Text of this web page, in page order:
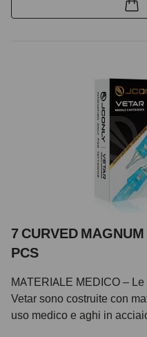
7 CURVED
PCS
MATERIALE MEDICO –
Vetar sono costruite con
uso medico e aghi in